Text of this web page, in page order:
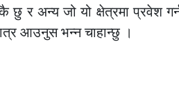
र अन्य जो यो क्षेत्रमा प्रवेश
आउनुस भन्न चाहान्छु ।